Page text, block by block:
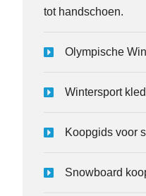
tot handschoen.
Olympische
Wintersport
Koopgids voor
Snowboard